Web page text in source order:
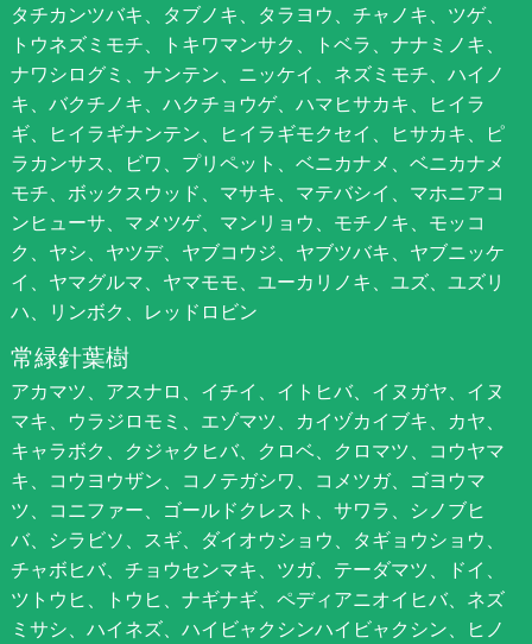
タチカンツバキ、タブノキ、タラヨウ、チャノキ、ツゲ、
トウネズミモチ、トキワマンサク、トベラ、ナナミノキ、
ナワシログミ、ナンテン、ニッケイ、ネズミモチ、ハイノ
キ、バクチノキ、ハクチョウゲ、ハマヒサカキ、ヒイラ
ギ、ヒイラギナンテン、ヒイラギモクセイ、ヒサカキ、ピ
ラカンサス、ビワ、プリペット、ベニカナメ、ベニカナメ
モチ、ボックスウッド、マサキ、マテバシイ、マホニアコ
ンヒューサ、マメツゲ、マンリョウ、モチノキ、モッコ
ク、ヤシ、ヤツデ、ヤブコウジ、ヤブツバキ、ヤブニッケ
イ、ヤマグルマ、ヤマモモ、ユーカリノキ、ユズ、ユズリ
ハ、リンボク、レッドロビン
常緑針葉樹
アカマツ、アスナロ、イチイ、イトヒバ、イヌガヤ、イヌ
マキ、ウラジロモミ、エゾマツ、カイヅカイブキ、カヤ、
キャラボク、クジャクヒバ、クロベ、クロマツ、コウヤマ
キ、コウヨウザン、コノテガシワ、コメツガ、ゴヨウマ
ツ、コニファー、ゴールドクレスト、サワラ、シノブヒ
バ、シラビソ、スギ、ダイオウショウ、タギョウショウ、
チャボヒバ、チョウセンマキ、ツガ、テーダマツ、ドイ、
ツトウヒ、トウヒ、ナギナギ、ペディアニオイヒバ、ネズ
ミサシ、ハイネズ、ハイビャクシンハイビャクシン、ヒノ